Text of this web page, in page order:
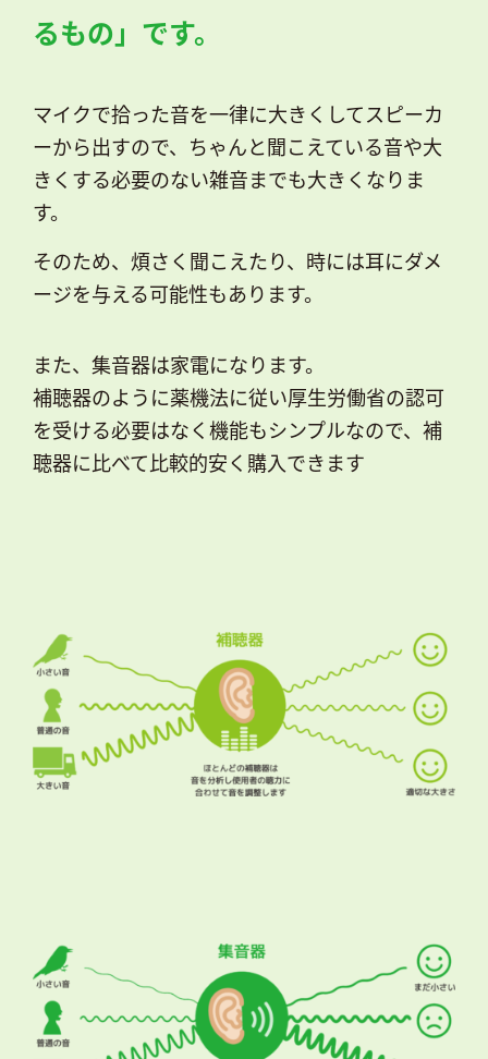
るもの」です。
マイクで拾った音を一律に大きくしてスピーカ
ーから出すので、ちゃんと聞こえている音や大
きくする必要のない雑音までも大きくなりま
す。
そのため、煩さく聞こえたり、時には耳にダメ
ージを与える可能性もあります。
また、集音器は家電になります。
補聴器のように薬機法に従い厚生労働省の認可
を受ける必要はなく機能もシンプルなので、補
聴器に比べて比較的安く購入できます